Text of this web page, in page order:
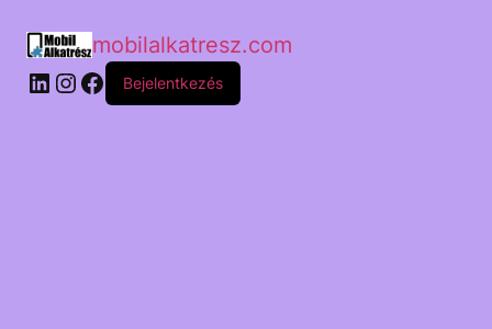
mobilalkatresz.com
Bejelentkezés